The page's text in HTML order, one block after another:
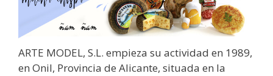
ARTE MODEL, S.L. empieza su actividad en 1989,
en Onil, Provincia de Alicante, situada en la